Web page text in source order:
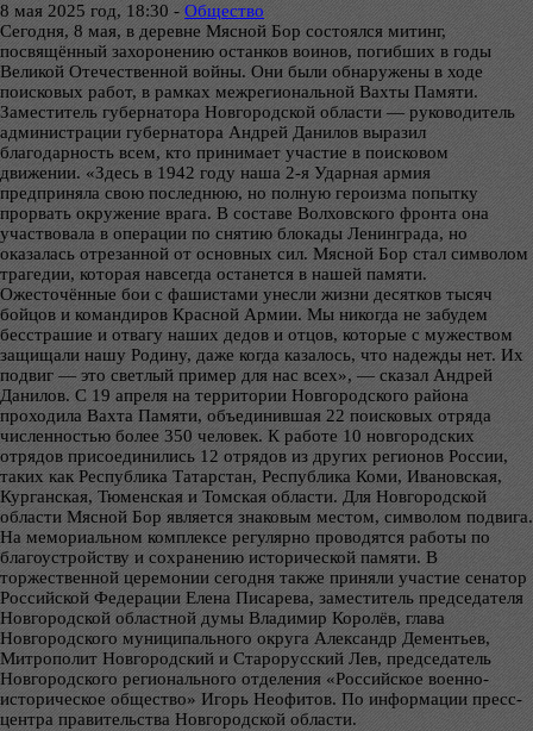
8 мая 2025 год, 18:30 - Общество
Сегодня, 8 мая, в деревне Мясной Бор состоялся митинг,
посвящённый захоронению останков воинов, погибших в годы
Великой Отечественной войны. Они были обнаружены в ходе
поисковых работ, в рамках межрегиональной Вахты Памяти.
Заместитель губернатора Новгородской области — руководитель
администрации губернатора Андрей Данилов выразил
благодарность всем, кто принимает участие в поисковом
движении. «Здесь в 1942 году наша 2-я Ударная армия
предприняла свою последнюю, но полную героизма попытку
прорвать окружение врага. В составе Волховского фронта она
участвовала в операции по снятию блокады Ленинграда, но
оказалась отрезанной от основных сил. Мясной Бор стал символом
трагедии, которая навсегда останется в нашей памяти.
Ожесточённые бои с фашистами унесли жизни десятков тысяч
бойцов и командиров Красной Армии. Мы никогда не забудем
бесстрашие и отвагу наших дедов и отцов, которые с мужеством
защищали нашу Родину, даже когда казалось, что надежды нет. Их
подвиг — это светлый пример для нас всех», — сказал Андрей
Данилов. С 19 апреля на территории Новгородского района
проходила Вахта Памяти, объединившая 22 поисковых отряда
численностью более 350 человек. К работе 10 новгородских
отрядов присоединились 12 отрядов из других регионов России,
таких как Республика Татарстан, Республика Коми, Ивановская,
Курганская, Тюменская и Томская области. Для Новгородской
области Мясной Бор является знаковым местом, символом подвига.
На мемориальном комплексе регулярно проводятся работы по
благоустройству и сохранению исторической памяти. В
торжественной церемонии сегодня также приняли участие сенатор
Российской Федерации Елена Писарева, заместитель председателя
Новгородской областной думы Владимир Королёв, глава
Новгородского муниципального округа Александр Дементьев,
Митрополит Новгородский и Старорусский Лев, председатель
Новгородского регионального отделения «Российское военно-
историческое общество» Игорь Неофитов. По информации пресс-
центра правительства Новгородской области.